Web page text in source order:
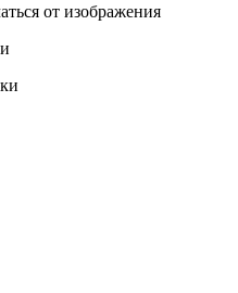
от изображения